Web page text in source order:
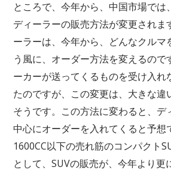
ところで、今年から、中国市場では
ディーラーの販売方法が変更されま
ーラーは、今年から、どんなクルマ
う風に、オーダー方法を変えるので
ーカーが送ってくるものを受け入れ
たのですが、この変更は、大きな違
そうです。この方法に変わると、デ
中心にオーダーを入れてくると予想
1600CC以下の売れ筋のコンパクト
として、SUVの販売が、今年より更